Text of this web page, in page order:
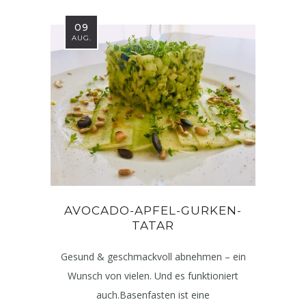
09
AUG.
AVOCADO-APFEL-GURKEN-
TATAR
Gesund & geschmackvoll abnehmen – ein
Wunsch von vielen. Und es funktioniert
auch.Basenfasten ist eine